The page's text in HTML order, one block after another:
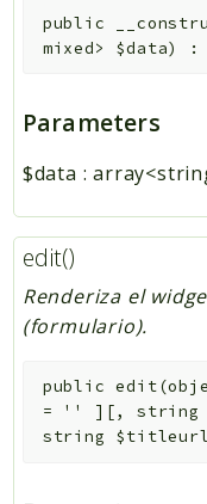
public
mixed> $data) :
Parameters
$data :
edit()
Renderiza el
(formulario).
public edit(
= '' ] [,string
string $titleurl